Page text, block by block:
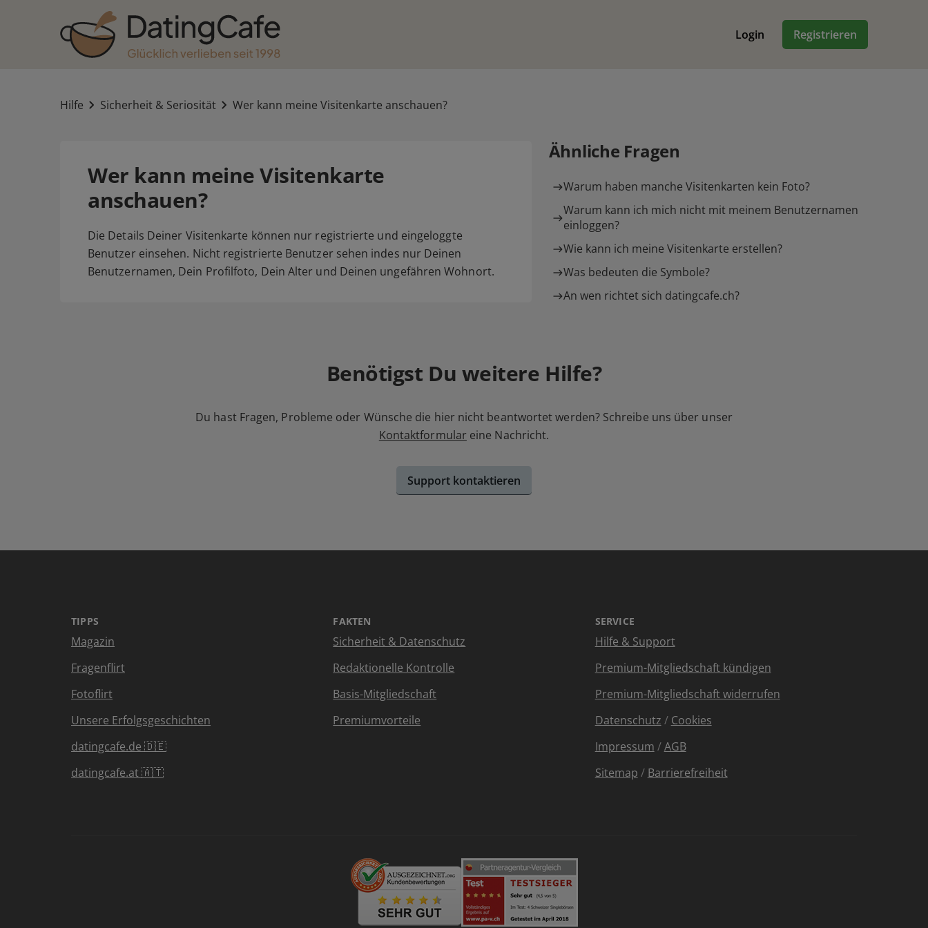
Login Registrieren
Hilfe Sicherheit & Seriosität Wer kann meine Visitenkarte anschauen?
Wer kann meine Visitenkarte
anschauen?
Die Details Deiner Visitenkarte können nur registrierte und eingeloggte
Benutzer einsehen. Nicht registrierte Benutzer sehen indes nur Deinen
Benutzernamen, Dein Profilfoto, Dein Alter und Deinen ungefähren Wohnort.
Ähnliche Fragen
Warum haben manche Visitenkarten kein Foto?
Warum kann ich mich nicht mit meinem Benutzernamen
einloggen?
Wie kann ich meine Visitenkarte erstellen?
Was bedeuten die Symbole?
An wen richtet sich datingcafe.ch?
Benötigst Du weitere Hilfe?
Du hast Fragen, Probleme oder Wünsche die hier nicht beantwortet werden? Schreibe uns über unser
Kontaktformular eine Nachricht.
Support kontaktieren
TIPPS
Magazin
Fragenflirt
Fotoflirt
Unsere Erfolgsgeschichten
datingcafe.de 🇩🇪
datingcafe.at 🇦🇹
FAKTEN
Sicherheit & Datenschutz
Redaktionelle Kontrolle
Basis-Mitgliedschaft
Premiumvorteile
SERVICE
Hilfe & Support
Premium-Mitgliedschaft kündigen
Premium-Mitgliedschaft widerrufen
Datenschutz / Cookies
Impressum /AGB
Sitemap / Barrierefreiheit